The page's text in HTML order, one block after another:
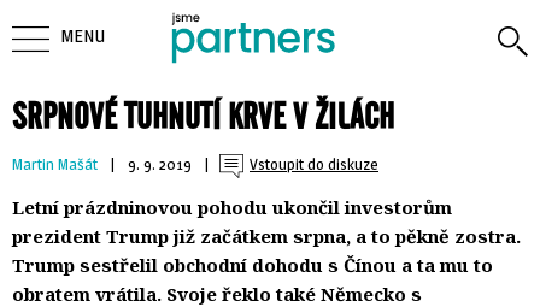
SRPNOVÉ TUHNUTÍ KRVE V ŽILÁCH
Martin Mašát | 9. 9. 2019 | Vstoupit do diskuze
Letní prázdninovou pohodu ukončil investorům
prezident Trump již začátkem srpna, a to pěkně zostra.
Trump sestřelil obchodní dohodu s Čínou a ta mu to
obratem vrátila. Svoje řeklo také Německo s
MENU